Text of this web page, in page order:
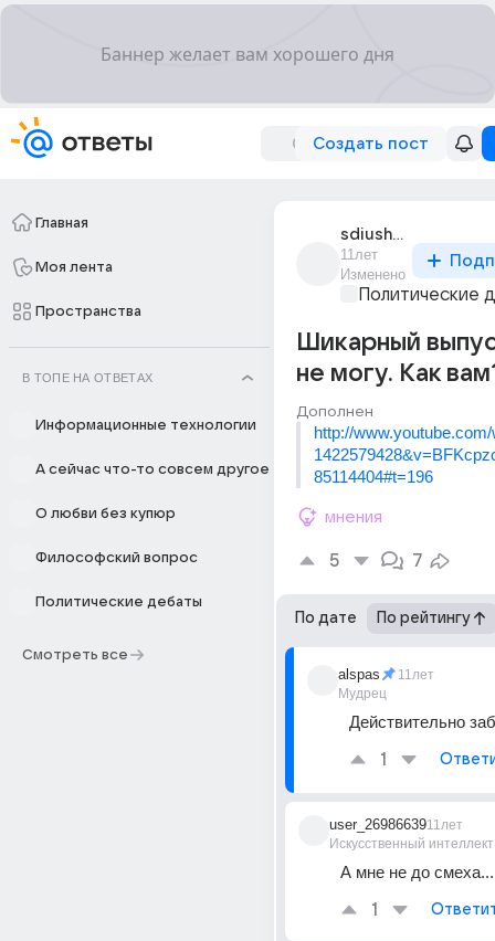
Создать пост
Главная
Моя лента
Пространства
В ТОПЕ НА ОТВЕТАХ
Информационные технологии
А сейчас что-то совсем другое
О любви без купюр
Философский вопрос
Политические дебаты
Смотреть все
sdiushka
11лет
Изменено
Политические
Шикарный
не могу. Как
Дополнен
http://
85114404#t=196
мнения
5 7
По дате По рейтингу
alspas
Мудрец
11лет
Действительно
1
user_26986639
Искусственный интеллект
11лет
А мне не до
1